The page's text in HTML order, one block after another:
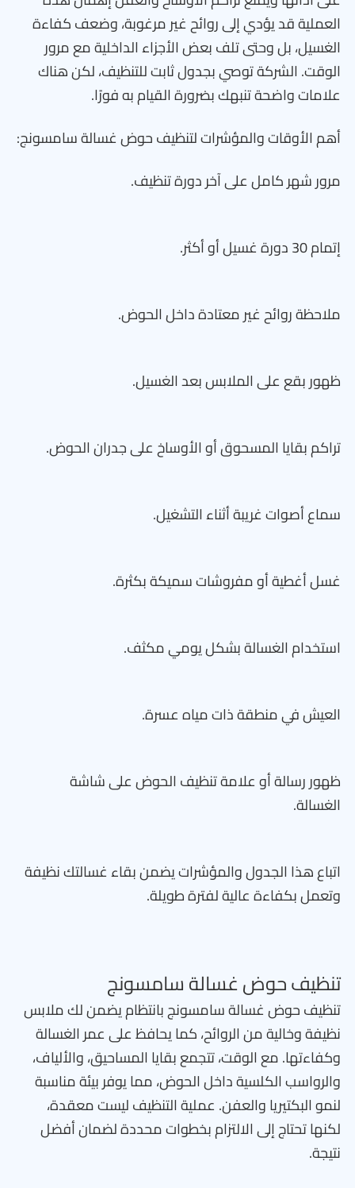
العملية قد يؤدي إلى روائح غير مرغوبة، وضعف كفاءة
الغسيل، بل وحتى تلف بعض الأجزاء الداخلية مع مرور
الوقت. الشركة توصي بجدول ثابت للتنظيف، لكن هناك
علامات واضحة تنبهك بضرورة القيام به فورًا.
أهم الأوقات والمؤشرات لتنظيف حوض غسالة سامسونج:
مرور شهر كامل على آخر دورة تنظيف.
إتمام 30 دورة غسيل أو أكثر.
ملاحظة روائح غير معتادة داخل الحوض.
ظهور بقع على الملابس بعد الغسيل.
تراكم بقايا المسحوق أو الأوساخ على جدران الحوض.
سماع أصوات غريبة أثناء التشغيل.
غسل أغطية أو مفروشات سميكة بكثرة.
استخدام الغسالة بشكل يومي مكثف.
العيش في منطقة ذات مياه عسرة.
ظهور رسالة أو علامة تنظيف الحوض على شاشة
الغسالة.
اتباع هذا الجدول والمؤشرات يضمن بقاء غسالتك نظيفة
وتعمل بكفاءة عالية لفترة طويلة.
تنظيف حوض غسالة سامسونج
تنظيف حوض غسالة سامسونج بانتظام يضمن لك ملابس
نظيفة وخالية من الروائح، كما يحافظ على عمر الغسالة
وكفاءتها. مع الوقت، تتجمع بقايا المساحيق، والألياف،
والرواسب الكلسية داخل الحوض، مما يوفر بيئة مناسبة
لنمو البكتيريا والعفن. عملية التنظيف ليست معقدة،
لكنها تحتاج إلى الالتزام بخطوات محددة لضمان أفضل
نتيجة.